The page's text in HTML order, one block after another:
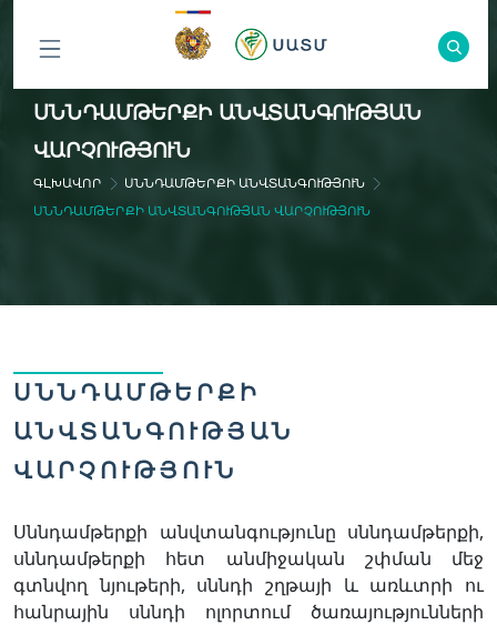
ԲՈԼՈՐ
ԲԱԺԻՆՆԵՐԸ
ՍՆՆԴԱՄԹԵՐՔԻ ԱՆՎՏԱՆԳՈՒԹՅԱՆ
ՎԱՐՉՈՒԹՅՈՒՆ
ԳԼԽԱՎՈՐ
ՍՆՆԴԱՄԹԵՐՔԻ ԱՆՎՏԱՆԳՈՒԹՅՈՒՆ
ՍՆՆԴԱՄԹԵՐՔԻ ԱՆՎՏԱՆԳՈՒԹՅԱՆ ՎԱՐՉՈՒԹՅՈՒՆ
ՍՆՆԴԱՄԹԵՐՔԻ
ԱՆՎՏԱՆԳՈՒԹՅԱՆ
ՎԱՐՉՈՒԹՅՈՒՆ
Սննդամթերքի անվտանգությունը սննդամթերքի,
սննդամթերքի հետ անմիջական շփման մեջ
գտնվող նյութերի, սննդի շղթայի և առևտրի ու
հանրային սննդի ոլորտում ծառայությունների